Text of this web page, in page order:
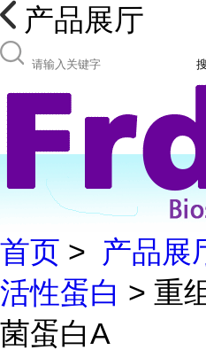
产品展厅
首页 > 产品展
活性蛋白 > 重
菌蛋白A